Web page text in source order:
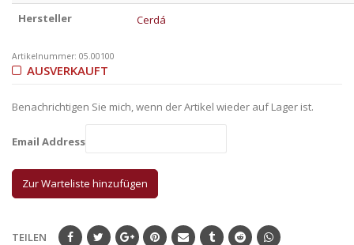
Hersteller Cerdá
Artikelnummer: 05.00100
AUSVERKAUFT
Benachrichtigen Sie mich, wenn der Artikel wieder auf Lager ist.
Email Address
TEILEN